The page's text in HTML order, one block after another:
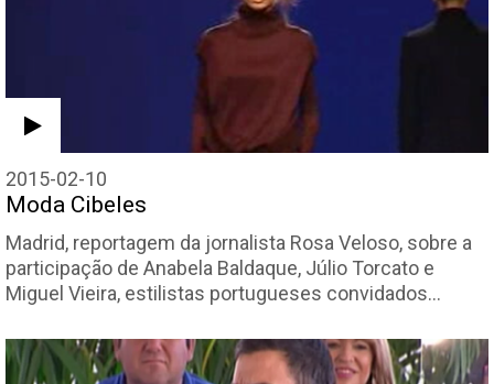
2015-02-10
Moda Cibeles
Madrid, reportagem da jornalista Rosa Veloso, sobre a
participação de Anabela Baldaque, Júlio Torcato e
Miguel Vieira, estilistas portugueses convidados…